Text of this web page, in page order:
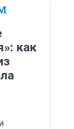
как